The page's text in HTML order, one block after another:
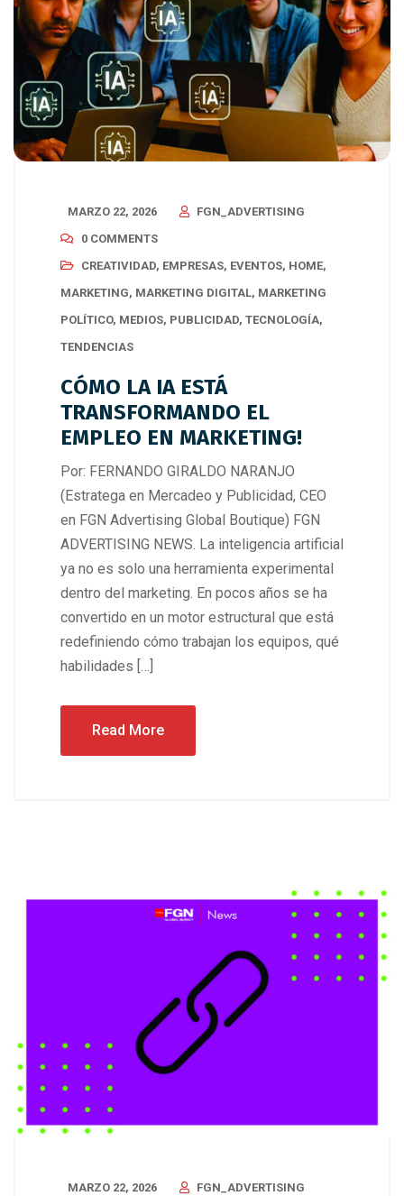
MARZO 22, 2026
FGN_ADVERTISING
0 COMMENTS
CREATIVIDAD, EMPRESAS, EVENTOS, HOME,
MARKETING, MARKETING DIGITAL, MARKETING
POLÍTICO, MEDIOS, PUBLICIDAD, TECNOLOGÍA,
TENDENCIAS
CÓMO LA IA ESTÁ
TRANSFORMANDO EL
EMPLEO EN MARKETING!
Por: FERNANDO GIRALDO NARANJO
(Estratega en Mercadeo y Publicidad, CEO
en FGN Advertising Global Boutique) FGN
ADVERTISING NEWS. La inteligencia artificial
ya no es solo una herramienta experimental
dentro del marketing. En pocos años se ha
convertido en un motor estructural que está
redefiniendo cómo trabajan los equipos, qué
habilidades […]
Read More
MARZO 22, 2026
FGN_ADVERTISING